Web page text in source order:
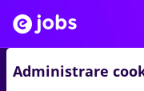
Administrare